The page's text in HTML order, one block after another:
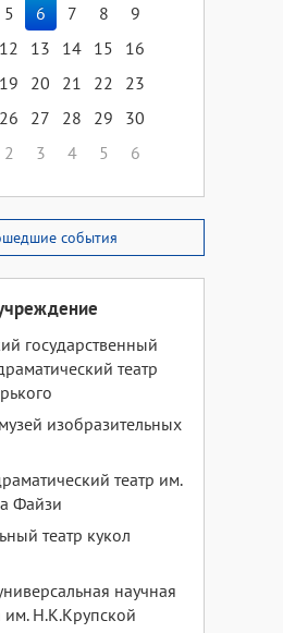
5 6 7 8
9
12 13 14 15
16
19 20 21 22
23
26 27 28 29
30
2 3 4 5 6
события
государственный
театр
изобразительных
театр им.
Файзи
театр кукол
научная
им. Н.К.Крупской